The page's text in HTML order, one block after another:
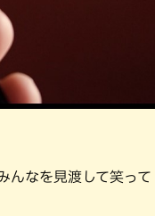
んなを見渡して笑って